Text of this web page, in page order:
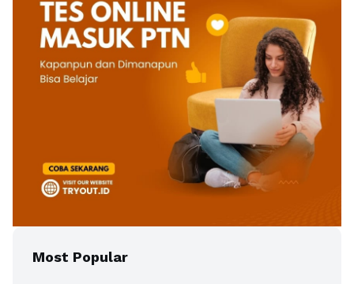
Most Popular